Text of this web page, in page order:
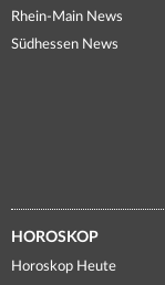
Rhein-Main News
Südhessen News
HOROSKOP
Horoskop Heute